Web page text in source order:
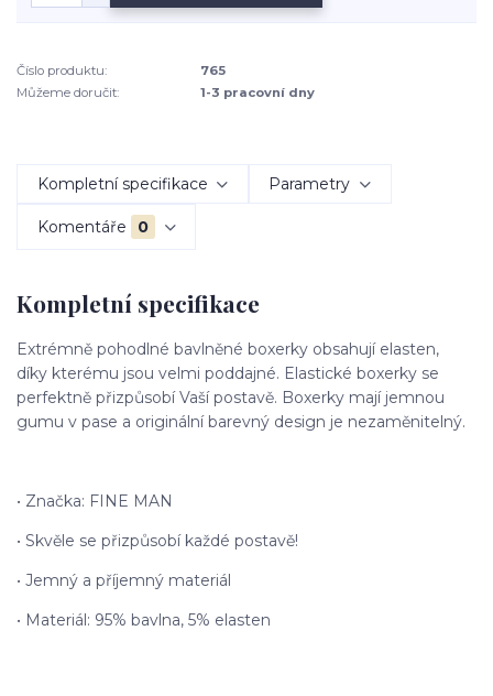
Číslo produktu:
765
Můžeme doručit:
1-3 pracovní dny
Kompletní specifikace Parametry
Komentáře 0
Kompletní specifikace
Extrémně pohodlné bavlněné boxerky obsahují elasten,
díky kterému jsou velmi poddajné. Elastické boxerky se
perfektně přizpůsobí Vaší postavě. Boxerky mají jemnou
gumu v pase a originální barevný design je nezaměnitelný.
• Značka: FINE MAN
• Skvěle se přizpůsobí každé postavě!
• Jemný a příjemný materiál
• Materiál: 95% bavlna, 5% elasten